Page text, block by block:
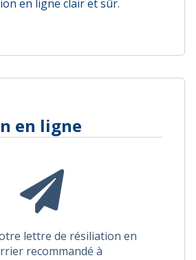
en ligne clair et sûr.
en ligne
lettre de résiliation en
recommandé à